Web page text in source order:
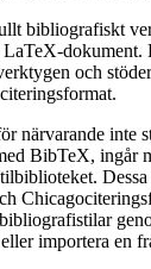
bibliografiskt
dokument.
och
närvarande inte
BibTeX, ingår
importera en